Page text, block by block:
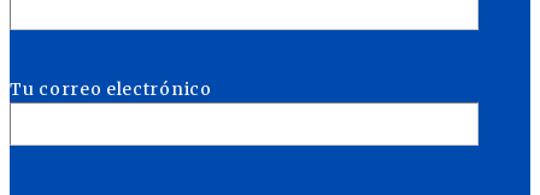
Tu correo electrónico